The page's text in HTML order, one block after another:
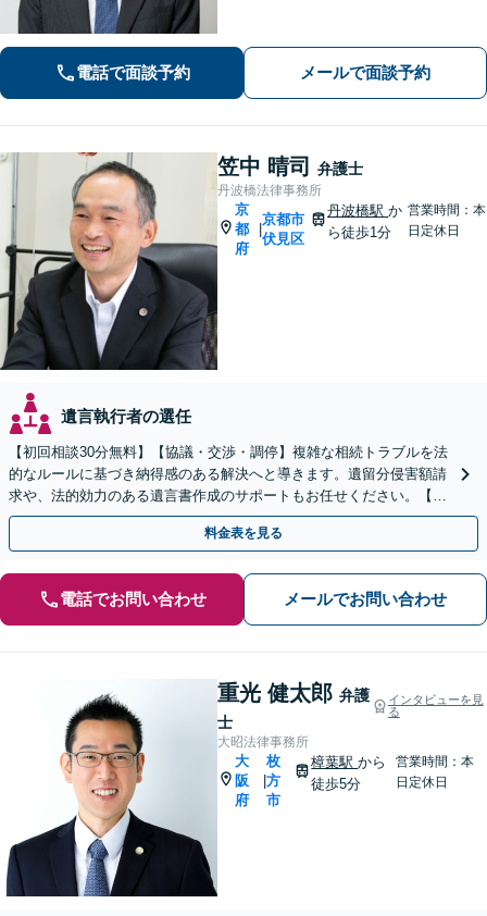
バイスで経営をサポートします！【休
日・夜間相談あり】
電話で面談予約 メールで面談予約
笠中 晴司 弁護士
丹波橋法律事務所
京
都
府
|
京都市
伏見区
丹波橋駅か
ら徒歩1分
営業時間：本
日定休日
遺言執行者の選任
【初回相談30分無料】【協議・交渉・調停】複雑な相続トラブルを法
的なルールに基づき納得感のある解決へと導きます。遺留分侵害額請
求や、法的効力のある遺言書作成のサポートもお任せください。【京
阪丹波橋駅徒歩1分】【初回相談無料】
料金表を見る
電話でお問い合わせ メールでお問い合わせ
重光 健太郎 弁護
士
インタビューを見
る
大昭法律事務所
大
阪
府
枚
方
市
樟葉駅から
徒歩5分
営業時間：本
日定休日